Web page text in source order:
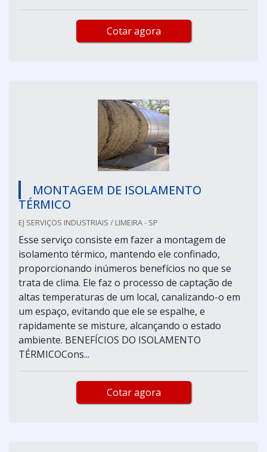
Cotar agora
MONTAGEM DE ISOLAMENTO
TÉRMICO
EJ SERVIÇOS INDUSTRIAIS / LIMEIRA - SP
Esse serviço consiste em fazer a montagem de
isolamento térmico, mantendo ele confinado,
proporcionando inúmeros benefícios no que se
trata de clima. Ele faz o processo de captação de
altas temperaturas de um local, canalizando-o em
um espaço, evitando que ele se espalhe, e
rapidamente se misture, alcançando o estado
ambiente. BENEFÍCIOS DO ISOLAMENTO
TÉRMICOCons...
Cotar agora